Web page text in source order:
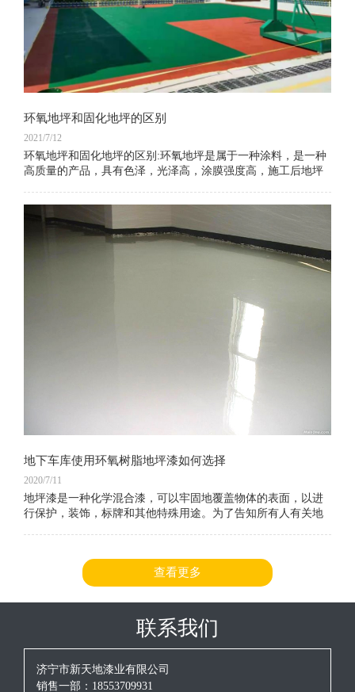
环氧地坪和固化地坪的区别
2021/7/12
环氧地坪和固化地坪的区别:环氧地坪是属于一种涂料，是一种
高质量的产品，具有色泽，光泽高，涂膜强度高，施工后地坪
磨，
地下车库使用环氧树脂地坪漆如何选择
2020/7/11
地坪漆是一种化学混合漆，可以牢固地覆盖物体的表面，以进
行保护，装饰，标牌和其他特殊用途。为了告知所有人有关地
查看更多
联系我们
济宁市新天地漆业有限公司
销售一部：18553709931